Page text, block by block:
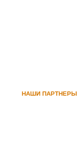
НАШИ ПАРТНЕРЫ